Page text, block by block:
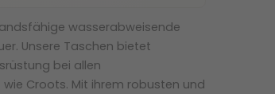
wasserabweisende
Unsere Taschen bietet
bei allen
Croots. Mit ihrem robusten und